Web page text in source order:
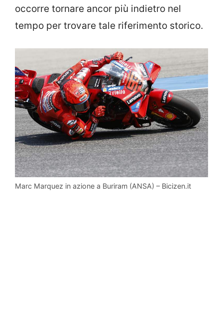
occorre tornare ancor più indietro nel
tempo per trovare tale riferimento storico.
Marc Marquez in azione a Buriram (ANSA) – Bicizen.it